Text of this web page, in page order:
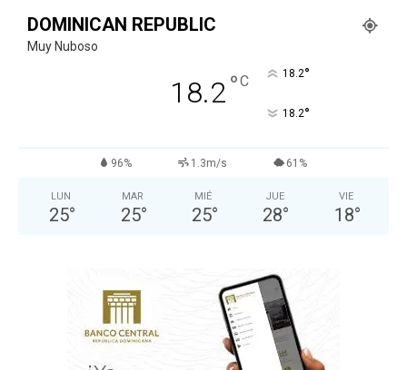
DOMINICAN REPUBLIC
Muy Nuboso
18.2°C 18.2°
18.2°
96% 1.3m/s 61%
LUN
25°
MAR
25°
MIÉ
25°
JUE
28°
VIE
18°